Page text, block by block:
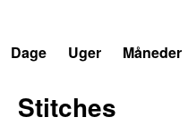
Dage
Uger Måneder
Stitches